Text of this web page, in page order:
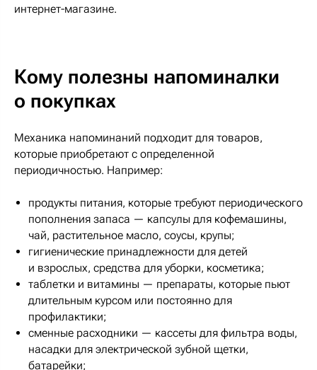
интернет-магазине.
Кому полезны напоминалки
о покупках
Механика напоминаний подходит для товаров,
которые приобретают с определенной
периодичностью. Например:
продукты питания, которые требуют периодического
пополнения запаса — капсулы для кофемашины,
чай, растительное масло, соусы, крупы;
гигиенические принадлежности для детей
и взрослых, средства для уборки, косметика;
таблетки и витамины — препараты, которые пьют
длительным курсом или постоянно для
профилактики;
сменные расходники — кассеты для фильтра воды,
насадки для электрической зубной щетки,
батарейки;